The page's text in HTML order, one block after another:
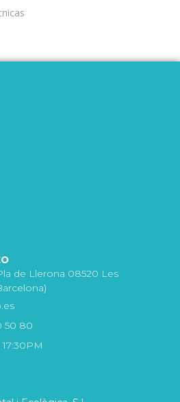
de Llerona 08520 Les
50 80